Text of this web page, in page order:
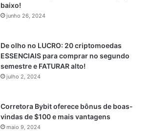
baixo!
junho 26, 2024
De olho no LUCRO: 20 criptomoedas
ESSENCIAIS para comprar no segundo
semestre e FATURAR alto!
julho 2, 2024
Corretora Bybit oferece bônus de boas-
vindas de $100 e mais vantagens
maio 9, 2024